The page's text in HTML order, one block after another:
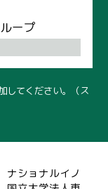
ープ
してください。（ス
ショナルイノ